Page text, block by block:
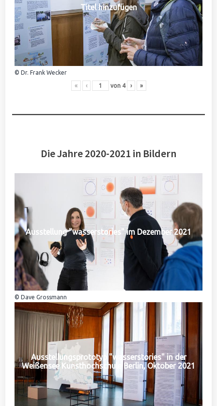
Titel hinzufügen
© Dr. Frank Wecker
« ‹ von 4 › »
Die Jahre 2020-2021 in Bildern
Ausstellung "wasserstories" im Dezember 2021
© Dave Grossmann
Ausstellungsprototyp "wasserstories" in der
Weißensee Kunsthochschule Berlin, Oktober 2021